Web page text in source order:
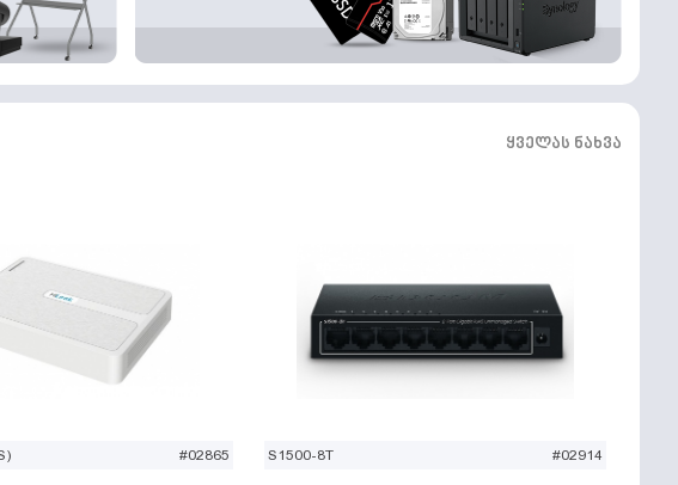
ყველას ნახვა
#02865 S1500-8T #02914